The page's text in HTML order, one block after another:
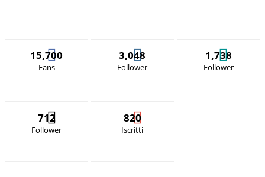
15,700
Fans
3,048
Follower
1,738
Follower
712
Follower
820
Iscritti